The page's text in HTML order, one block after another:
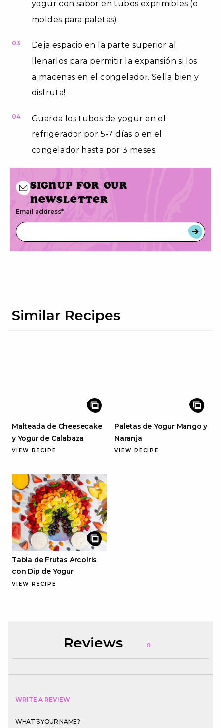
yogur con sabor en tubos exprimibles (o
moldes para paletas).
03
Deja espacio en la parte superior al
llenarlos para permitir la expansión si los
almacenas en el congelador. Sella bien y
disfruta!
04
Guarda los tubos de yogur en el
refrigerador por 5-7 días o en el
congelador hasta por 3 meses.
Signup for our
newsletter
Email address*
Similar Recipes
Malteada de Cheesecake
y Yogur de Calabaza
VIEW RECIPE
Paletas de Yogur Mango y
Naranja
VIEW RECIPE
Tabla de Frutas Arcoíris
con Dip de Yogur
VIEW RECIPE
Reviews 0
WRITE A REVIEW
WHAT’S YOUR NAME?